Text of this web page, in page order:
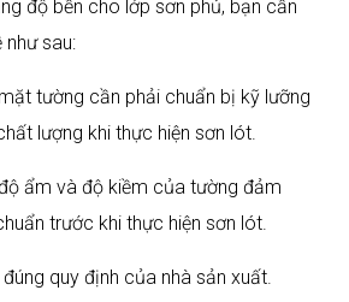
độ bền cho lớp sơn phủ, bạn cần
như sau:
tường cần phải chuẩn bị kỹ lưỡng
lượng khi thực hiện sơn lót.
ẩm và độ kiềm của tường đảm
trước khi thực hiện sơn lót.
quy định của nhà sản xuất.